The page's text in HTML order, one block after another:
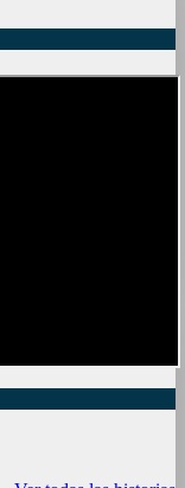
del iPhone